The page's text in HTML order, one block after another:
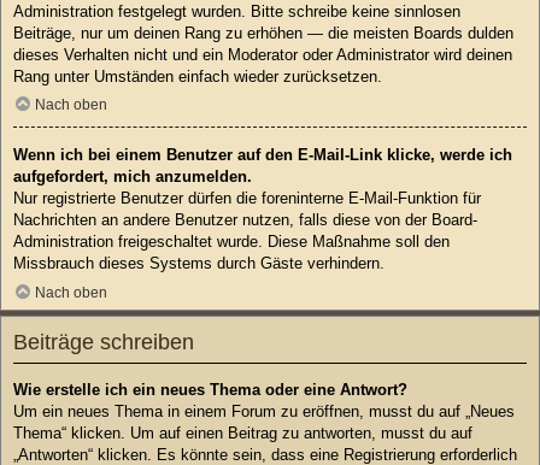
Administration festgelegt wurden. Bitte schreibe keine sinnlosen
Beiträge, nur um deinen Rang zu erhöhen — die meisten Boards dulden
dieses Verhalten nicht und ein Moderator oder Administrator wird deinen
Rang unter Umständen einfach wieder zurücksetzen.
Nach oben
Wenn ich bei einem Benutzer auf den E-Mail-Link klicke, werde ich
aufgefordert, mich anzumelden.
Nur registrierte Benutzer dürfen die foreninterne E-Mail-Funktion für
Nachrichten an andere Benutzer nutzen, falls diese von der Board-
Administration freigeschaltet wurde. Diese Maßnahme soll den
Missbrauch dieses Systems durch Gäste verhindern.
Nach oben
Beiträge schreiben
Wie erstelle ich ein neues Thema oder eine Antwort?
Um ein neues Thema in einem Forum zu eröffnen, musst du auf „Neues
Thema“ klicken. Um auf einen Beitrag zu antworten, musst du auf
„Antworten“ klicken. Es könnte sein, dass eine Registrierung erforderlich